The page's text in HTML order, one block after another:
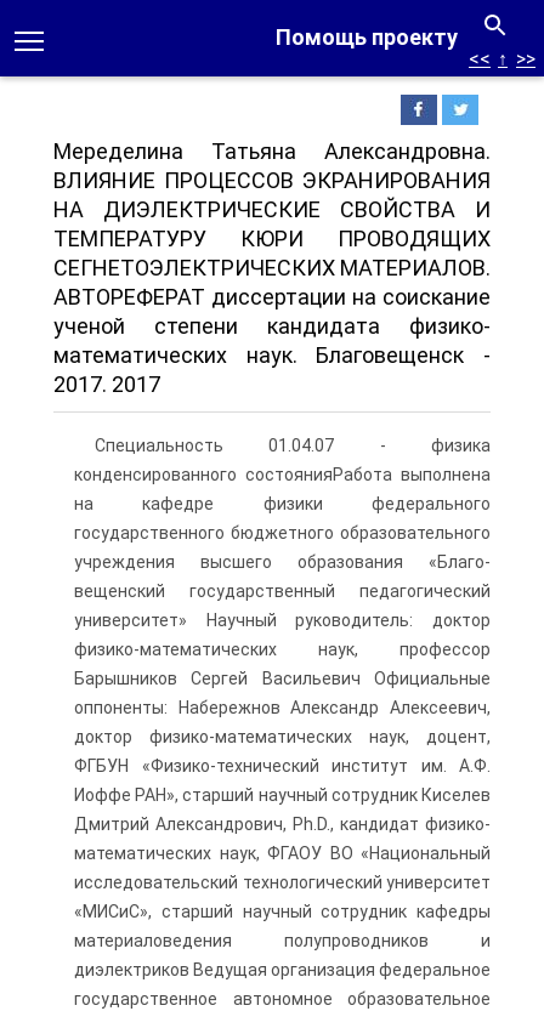
Помощь проекту
<< ↑ >>
Меределина Татьяна Александровна.
ВЛИЯНИЕ ПРОЦЕССОВ ЭКРАНИРОВАНИЯ
НА ДИЭЛЕКТРИЧЕСКИЕ СВОЙСТВА И
ТЕМПЕРАТУРУ КЮРИ ПРОВОДЯЩИХ
СЕГНЕТОЭЛЕКТРИЧЕСКИХ МАТЕРИАЛОВ.
АВТОРЕФЕРАТ диссертации на соискание
ученой степени кандидата физико-
математических наук. Благовещенск -
2017. 2017
Специальность 01.04.07 - физика
конденсированного состоянияРабота выполнена
на кафедре физики федерального
государственного бюджетного образовательного
учреждения высшего образования «Благо­
вещенский государственный педагогический
университет» Научный руководитель: доктор
физико-математических наук, профессор
Барышников Сергей Васильевич Официальные
оппоненты: Набережнов Александр Алексеевич,
доктор физико-математических наук, до­цент,
ФГБУН «Физико-технический ин­ститут им. А.Ф.
Иоффе РАН», старший научный сотрудник Киселев
Дмитрий Александрович, Ph.D., кандидат физико-
математических наук, ФГАОУ ВО «Национальный
исследовательский технологический университет
«МИСиС», старший научный сотрудник кафедры
материаловедения полупроводников и
диэлектриков Ведущая организация федеральное
государственное автономное образовательное